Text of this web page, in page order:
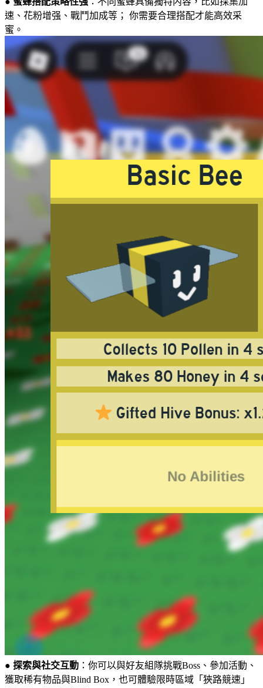
速、花粉增强、戰鬥加成等； 你需要合理搭配才能高效采
蜜。
● 探索與社交互動 ：你可以與好友組隊挑戰Boss、參加活動、
獲取稀有物品與Blind Box，也可體驗限時區域「狹路競速」